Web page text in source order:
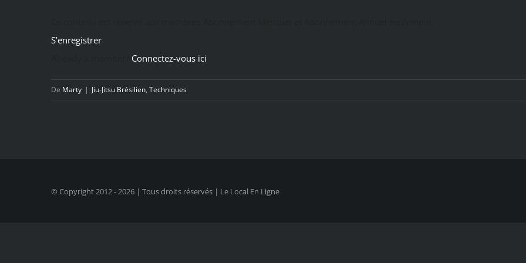
S’enregistrer
Connectez-vous ici
De Marty | Jiu-Jitsu Brésilien, Techniques
© Copyright 2012 -2026 | Tous droits réservés | Le Local En Ligne